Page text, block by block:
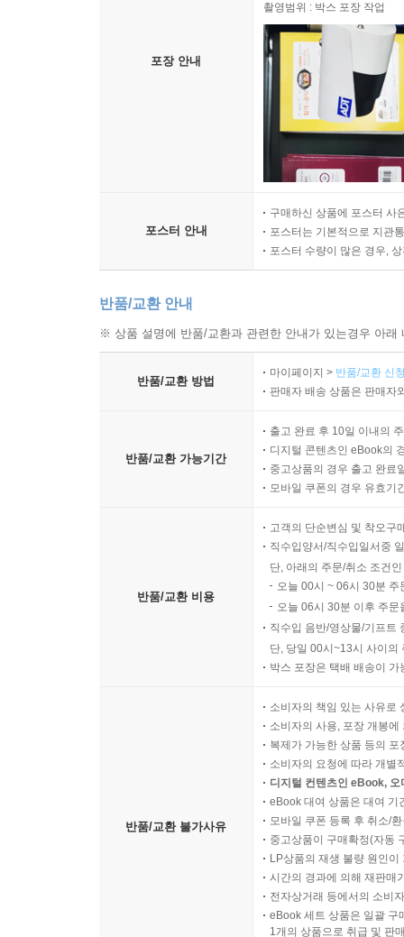
포장 안내
촬영범위 : 박스 포장 작업
포스터 안내
구매하신 상품에 포스터 사
포스터는 기본적으로 지관
포스터 수량이 많은 경우,
반품/교환 안내
※ 상품 설명에 반품/교환과 관련한 안내가 있는경우 아
반품/교환 방법
마이페이지 > 반품/교환 신
판매자 배송 상품은 판매자
반품/교환 가능기간
출고 완료 후 10일 이내의
디지털 콘텐츠인 eBook의
중고상품의 경우 출고 완료
모바일 쿠폰의 경우 유효기
반품/교환 비용
고객의 단순변심 및 착오구
직수입양서/직수입일서중
단, 아래의 주문/취소 조건
오늘 00시 ~ 06시 30분
오늘 06시 30분 이후 주
직수입 음반/영상물/기프트
단, 당일 00시~13시 사이의
박스 포장은 택배 배송이
반품/교환 불가사유
소비자의 책임 있는 사유로
소비자의 사용, 포장 개봉
복제가 가능한 상품 등의
소비자의 요청에 따라 개별
디지털 컨텐츠인 eBook,
eBook 대여 상품은 대여 기
모바일 쿠폰 등록 후 취소/
중고상품이 구매확정(자동
LP상품의 재생 불량 원인
시간의 경과에 의해 재판매
전자상거래 등에서의 소비
eBook 세트 상품은 일괄 구
1개의 상품으로 취급 및 판